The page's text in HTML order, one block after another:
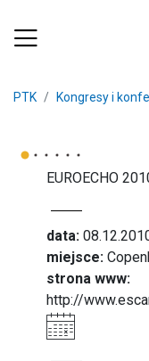
PTK Kongresy i
EUROECHO
data:
miejsce:
strona www:
http://